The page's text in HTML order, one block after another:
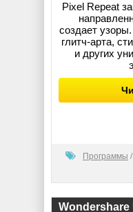
Pixel Repeat
создает
глитч-арта,
и других
Программы /